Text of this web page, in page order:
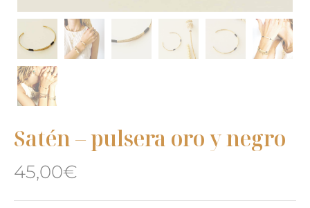
Satén – pulsera oro y negro
45,00€